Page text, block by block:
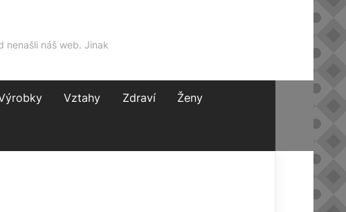
nenašli náš web. Jinak
Vztahy Zdraví Ženy